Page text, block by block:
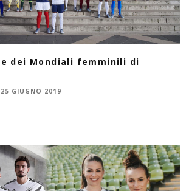
dei Mondiali femminili di
25 GIUGNO 2019